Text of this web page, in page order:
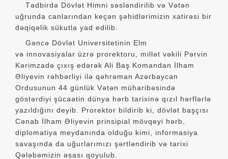
Tədbirdə Dövlət Himni səsləndirilib və Vətən
uğrunda canlarından keçən şəhidlərimizin xatirəsi bir
dəqiqəlik sükutla yad edilib.
Gəncə Dövlət Universitetinin Elm
və innovasiyalar üzrə prorektoru, millət vəkili Pərvin
Kərimzadə çıxış edərək Ali Baş Komandan İlham
Əliyevin rəhbərliyi ilə qəhrəman Azərbaycan
Ordusunun 44 günlük Vətən müharibəsində
göstərdiyi şücaətin dünya hərb tarixinə qızıl hərflərlə
yazıldığını deyib. Prorektor bildirib ki, dövlət başçısı
Cənab İlham Əliyevin prinsipial mövqeyi hərb,
diplomatiya meydanında olduğu kimi, informasiya
savaşında da uğurlarımızı şərtləndirib və tarixi
Qələbəmizin əsası qoyulub.